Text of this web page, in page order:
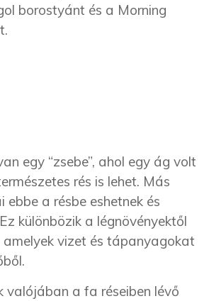
borostyánt és a Morning
egy “zsebe”, ahol egy ág volt
rés is lehet. Más
ebbe a résbe eshetnek és
különbözik a légnövényektől
vizet és tápanyagokat
valójában a fa réseiben lévő